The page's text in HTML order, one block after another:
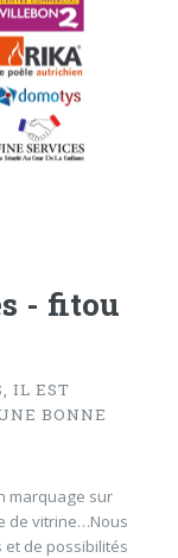
- fitou
IL EST
BONNE
marquage sur
de vitrine…Nous
de possibilités